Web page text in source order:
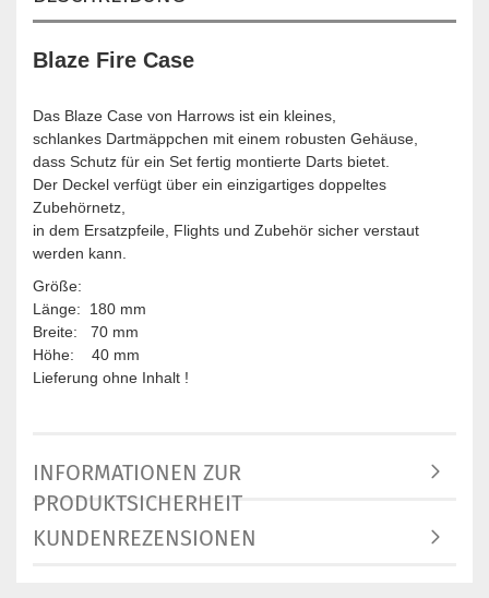
Blaze Fire Case
Das Blaze Case von Harrows ist ein kleines,
schlankes Dartmäppchen mit einem robusten Gehäuse,
dass Schutz für ein Set fertig montierte Darts bietet.
Der Deckel verfügt über ein einzigartiges doppeltes
Zubehörnetz,
in dem Ersatzpfeile, Flights und Zubehör sicher verstaut
werden kann.
Größe:
Länge: 180 mm
Breite: 70 mm
Höhe: 40 mm
Lieferung ohne Inhalt !
INFORMATIONEN ZUR
PRODUKTSICHERHEIT
KUNDENREZENSIONEN